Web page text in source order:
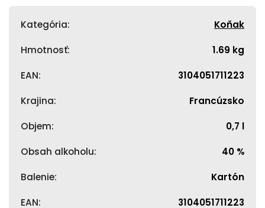
Kategória: Koňak
Hmotnosť: 1.69 kg
EAN: 3104051711223
Krajina: Francúzsko
Objem: 0,7 l
Obsah alkoholu: 40 %
Balenie: Kartón
EAN: 3104051711223